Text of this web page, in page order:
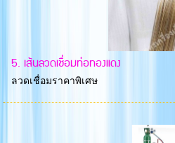
5. เส้นลวดเชื่อมท่อทองแดง
ลวดเชื่อมราคาพิเศษ